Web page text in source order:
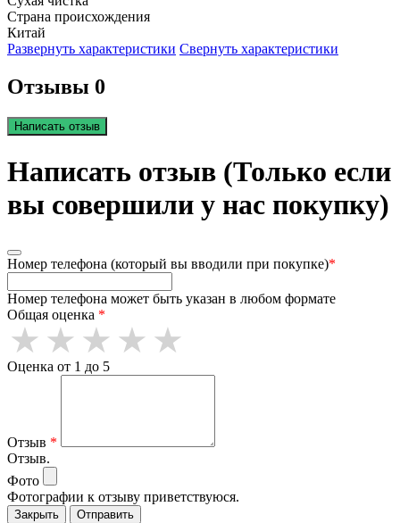
Страна происхождения
Китай
Развернуть характеристики Свернуть характеристики
Отзывы 0
Написать отзыв
Написать отзыв (Только если
вы совершили у нас покупку)
Номер телефона (который вы вводили при покупке)*
Номер телефона может быть указан в любом формате
Общая оценка *
Оценка от 1 до 5
Отзыв *
Отзыв.
Фото
Фотографии к отзыву приветствуюся.
Закрыть Отправить